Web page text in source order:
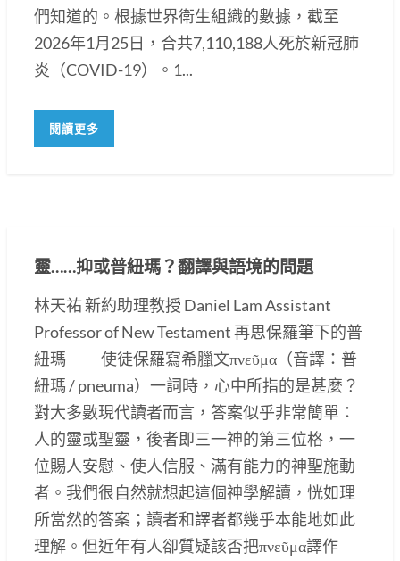
們知道的。根據世界衛生組織的數據，截至
2026年1月25日，合共7,110,188人死於新冠肺
炎（COVID-19）。1...
閱讀更多
靈……抑或普紐瑪？翻譯與語境的問題
林天祐 新約助理教授 Daniel Lam Assistant
Professor of New Testament 再思保羅筆下的普
紐瑪 使徒保羅寫希臘文πνεῦμα（音譯：普
紐瑪 / pneuma）一詞時，心中所指的是甚麼？
對大多數現代讀者而言，答案似乎非常簡單：
人的靈或聖靈，後者即三一神的第三位格，一
位賜人安慰、使人信服、滿有能力的神聖施動
者。我們很自然就想起這個神學解讀，恍如理
所當然的答案；讀者和譯者都幾乎本能地如此
理解。但近年有人卻質疑該否把πνεῦμα譯作